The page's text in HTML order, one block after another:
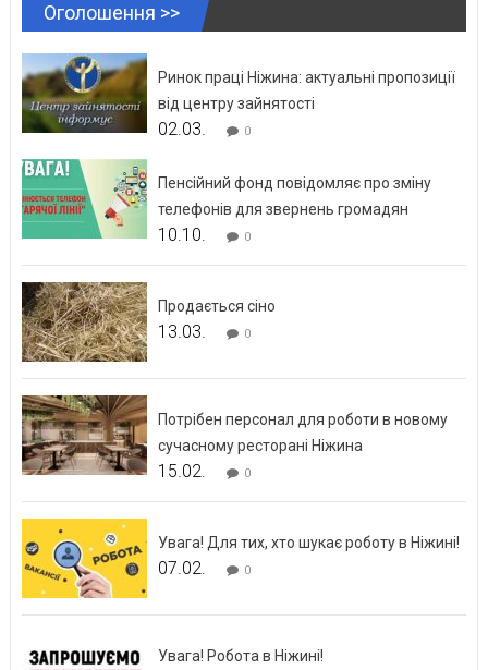
Оголошення >>
Ринок праці Ніжина: актуальні пропозиції
від центру зайнятості
02.03. 0
Пенсійний фонд повідомляє про зміну
телефонів для звернень громадян
10.10. 0
Продається сіно
13.03. 0
Потрібен персонал для роботи в новому
сучасному ресторані Ніжина
15.02. 0
Увага! Для тих, хто шукає роботу в Ніжині!
07.02. 0
Увага! Робота в Ніжині!